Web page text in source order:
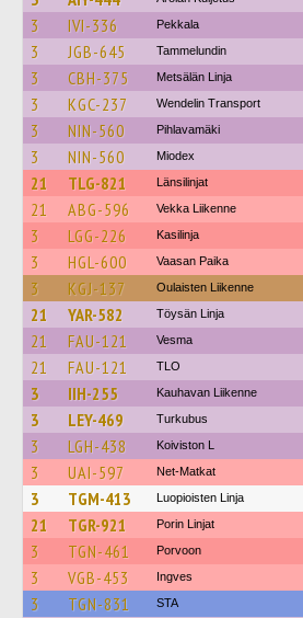
3 IVI-336 Pekkala
3 JGB-645 Tammelundin
3 CBH-375 Metsälän Linja
3 KGC-237 Wendelin Transport
3 NIN-560 Pihlavamäki
3 NIN-560 Miodex
21 TLG-821 Länsilinjat
21 ABG-596 Vekka Liikenne
3 LGG-226 Kasilinja
3 HGL-600 Vaasan Paika
3 KGJ-137 Oulaisten Liikenne
21 YAR-582 Töysän Linja
21 FAU-121 Vesma
21 FAU-121 TLO
3 IIH-255 Kauhavan Liikenne
3 LEY-469 Turkubus
3 LGH-438 Koiviston L
3 UAI-597 Net-Matkat
3 TGM-413 Luopioisten Linja
21 TGR-921 Porin Linjat
3 TGN-461 Porvoon
3 VGB-453 Ingves
3 TGN-831 STA